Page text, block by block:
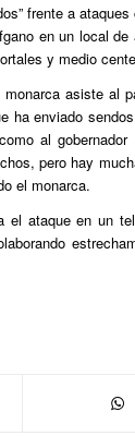
frente a
en un local
y medio
asiste al
ha enviado
al
pero hay
el monarca.
ataque en un